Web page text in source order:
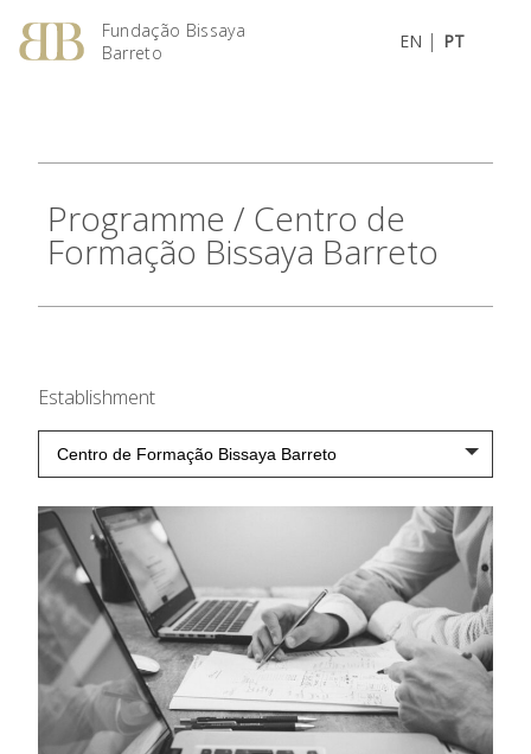
Fundação Bissaya
Barreto
EN | PT
Programme / Centro de
Formação Bissaya Barreto
Establishment